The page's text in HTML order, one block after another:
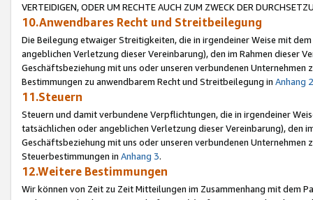
VERTEIDIGEN, ODER UM RECHTE AUCH ZUM ZWECK DER
10.Anwendbares Recht und Streitbeilegung
Die Beilegung etwaiger Streitigkeiten, die in irgendeiner Weise mit
angeblichen Verletzung dieser Vereinbarung), den im Rahmen dieser
Geschäftsbeziehung mit uns oder unseren verbundenen
Bestimmungen zu anwendbarem Recht und Streitbeilegung in Anhang 2
11.Steuern
Steuern und damit verbundene Verpflichtungen, die in irgendeiner
tatsächlichen oder angeblichen Verletzung dieser Vereinbarung), den
Geschäftsbeziehung mit uns oder unseren verbundenen
Steuerbestimmungen in Anhang 3.
12.Weitere Bestimmungen
Wir können von Zeit zu Zeit Mitteilungen im Zusammenhang mit dem